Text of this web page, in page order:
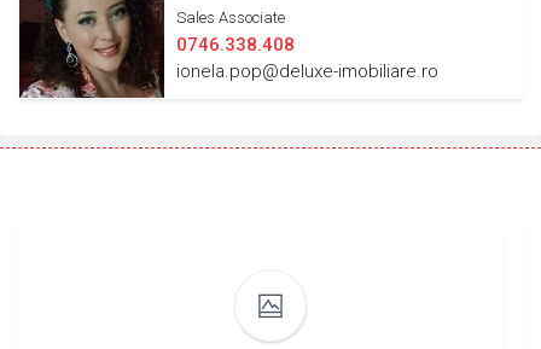
Sales Associate
0746.338.408
ionela.pop@deluxe-imobiliare.ro